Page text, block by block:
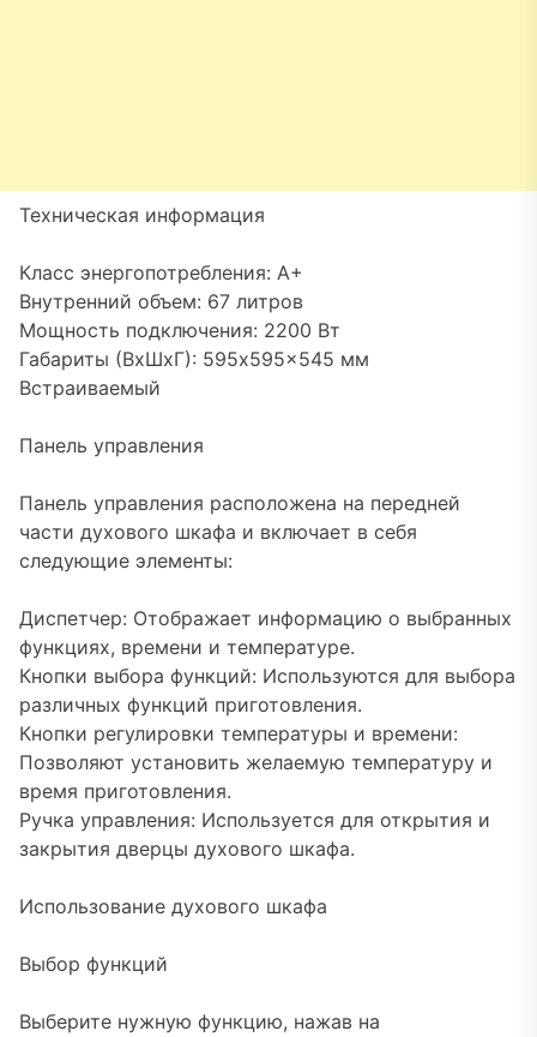
Техническая информация
Класс энергопотребления: A+
Внутренний объем: 67 литров
Мощность подключения: 2200 Вт
Габариты (ВxШxГ): 595x595x545 мм
Встраиваемый
Панель управления
Панель управления расположена на передней
части духового шкафа и включает в себя
следующие элементы:
Диспетчер: Отображает информацию о выбранных
функциях, времени и температуре.
Кнопки выбора функций: Используются для выбора
различных функций приготовления.
Кнопки регулировки температуры и времени:
Позволяют установить желаемую температуру и
время приготовления.
Ручка управления: Используется для открытия и
закрытия дверцы духового шкафа.
Использование духового шкафа
Выбор функций
Выберите нужную функцию, нажав на